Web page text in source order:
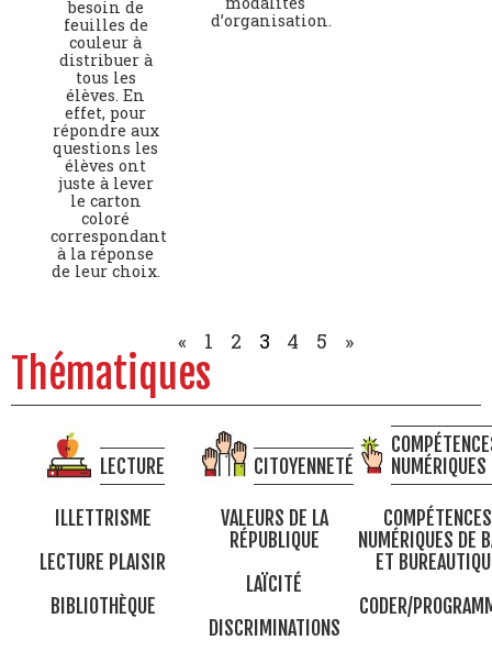
besoin de
feuilles de
couleur à
distribuer à
tous les
élèves. En
effet, pour
répondre aux
questions les
élèves ont
juste à lever
le carton
coloré
correspondant
à la réponse
de leur choix.
d’organisation.
« 1 2 3 4 5 »
Thématiques
LECTURE
ILLETTRISME
LECTURE PLAISIR
BIBLIOTHÈQUE
CITOYENNETÉ
VALEURS DE LA
RÉPUBLIQUE
LAÏCITÉ
DISCRIMINATIONS
NUMÉRIQUES
COMPÉTENCES
NUMÉRIQUES DE
ET
CODER/